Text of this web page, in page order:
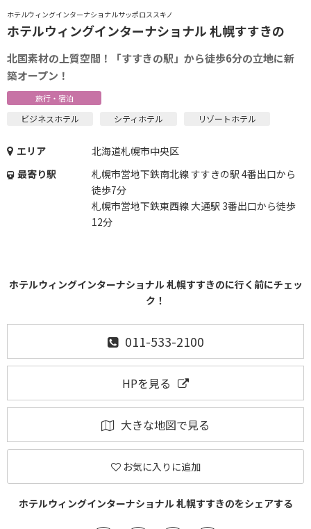
ホテルウィングインターナショナルサッポロススキノ
ホテルウィングインターナショナル 札幌すすきの
北国素材の上質空間！「すすきの駅」から徒歩6分の立地に新
築オープン！
旅行・宿泊
ビジネスホテル シティホテル リゾートホテル
エリア
北海道札幌市中央区
最寄り駅
札幌市営地下鉄南北線 すすきの駅 4番出口から
徒歩7分
札幌市営地下鉄東西線 大通駅 3番出口から徒歩
12分
ホテルウィングインターナショナル 札幌すすきのに行く前にチェッ
ク！
011-533-2100
HPを見る
大きな地図で見る
お気に入りに追加
ホテルウィングインターナショナル 札幌すすきのをシェアする